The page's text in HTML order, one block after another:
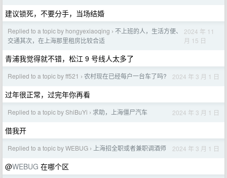
建议锁死，不要分手，当场结婚
Replied to a topic by hongyexiaoqing › 不上班的人，生活方便、
交通其次，在上海那里租房比较合适
2024 年 11
月 15 日
青浦我觉得就不错，松江 9 号线人太多了
Replied to a topic by ff521 › 农村现在已经每户一台车了吗? 2024 年 3 月 1 日
过年很正常，过完年你再看
Replied to a topic by ShiBuYi › 求助，上海僵尸汽车 2024 年 3 月 1 日
借我开
Replied to a topic by WEBUG › 上海招全职或者兼职调酒师 2024 年 3 月 1 日
@WEBUG 在哪个区